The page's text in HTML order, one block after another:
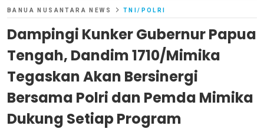
BANUA NUSANTARA NEWS TNI/POLRI
Dampingi Kunker Gubernur Papua
Tengah, Dandim 1710/Mimika
Tegaskan Akan Bersinergi
Bersama Polri dan Pemda Mimika
Dukung Setiap Program